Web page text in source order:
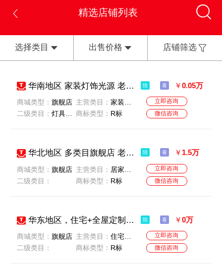
精选店铺列表
选择类目 出售价格 店铺筛选
华南地区 家装灯饰光源 老店 动态全红 陪 看 ￥0.05万
商城类型：旗舰店
二级类目：灯具灯饰-光源-
主营类目：家装灯饰光源
商标类型： R标
立即咨询
微信咨询
华北地区 多类目旗舰店 老店，名字好听，卖家人好 陪 看 ￥ 1.5万
商城类型：旗舰店
二级类目：
主营类目： 居家日用-厨房/烹饪用具-家庭/个人清洁工具-洗护清洁剂/卫生巾/纸/香薰-节庆用品/礼品-餐饮具-收纳整理-美容美体仪器-影音电器-MP3/MP4/iPod/录音笔-3C数码配件-电子元器件市场
商标类型： R标
立即咨询
微信咨询
华东地区，住宅+全屋定制多类目旗舰店 老店 名字好听 陪 看 ￥0万
商城类型：旗舰店
二级类目：
主营类目：住宅家具-商业/办公家具-全屋定制
商标类型： R标
立即咨询
微信咨询